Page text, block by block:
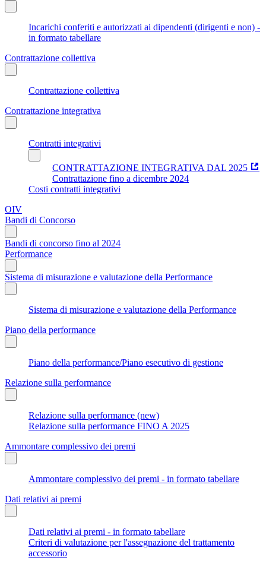
Incarichi conferiti e autorizzati ai dipendenti (dirigenti e non) -
in formato tabellare
Contrattazione collettiva
Contrattazione collettiva
Contrattazione integrativa
Contratti integrativi
CONTRATTAZIONE INTEGRATIVA DAL 2025
Contrattazione fino a dicembre 2024
Costi contratti integrativi
OIV
Bandi di Concorso
Bandi di concorso fino al 2024
Performance
Sistema di misurazione e valutazione della Performance
Sistema di misurazione e valutazione della Performance
Piano della performance
Piano della performance/Piano esecutivo di gestione
Relazione sulla performance
Relazione sulla performance (new)
Relazione sulla performance FINO A 2025
Ammontare complessivo dei premi
Ammontare complessivo dei premi - in formato tabellare
Dati relativi ai premi
Dati relativi ai premi - in formato tabellare
Criteri di valutazione per l'assegnazione del trattamento
accessorio